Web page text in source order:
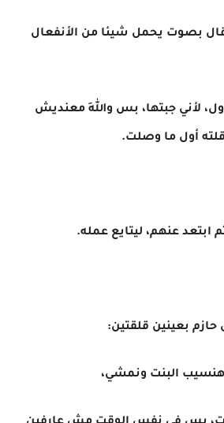
بصوت يحمل شيئا من الأنفعال
لأني جبتها، بس واللهِ معنديش
قلته أول ما وصلت.
ابتعد عنهم، ليتايع عمله.
حازم بعينين قلقتين:
هنسيب البنت ونمشي،